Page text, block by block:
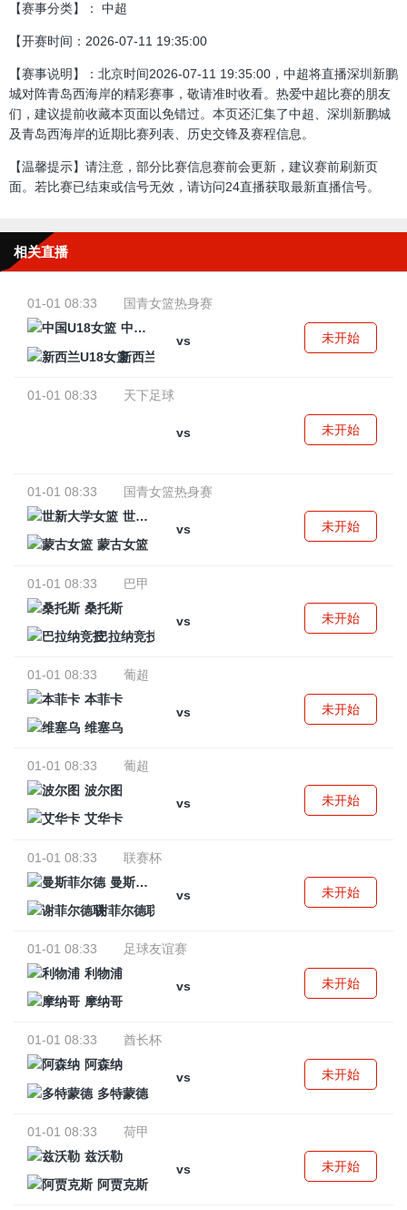
【赛事分类】： 中超
【开赛时间：2026-07-11 19:35:00
【赛事说明】：北京时间2026-07-11 19:35:00，中超将直播深圳新鹏
城对阵青岛西海岸的精彩赛事，敬请准时收看。热爱中超比赛的朋友
们，建议提前收藏本页面以免错过。本页还汇集了中超、深圳新鹏城
及青岛西海岸的近期比赛列表、历史交锋及赛程信息。
【温馨提示】请注意，部分比赛信息赛前会更新，建议赛前刷新页
面。若比赛已结束或信号无效，请访问24直播获取最新直播信号。
相关直播
01-01 08:33
国青女篮热身赛
中国U18女篮
vs
新西兰U18女篮
未开始
01-01 08:33 天下足球
vs 未开始
01-01 08:33
国青女篮热身赛
世新大学女篮
vs
蒙古女篮
未开始
01-01 08:33
巴甲
桑托斯
vs
巴拉纳竞技
未开始
01-01 08:33
葡超
本菲卡
vs
维塞乌
未开始
01-01 08:33
葡超
波尔图
vs
艾华卡
未开始
01-01 08:33
联赛杯
曼斯菲尔德
vs
谢菲尔德联
未开始
01-01 08:33
足球友谊赛
利物浦
vs
摩纳哥
未开始
01-01 08:33
酋长杯
阿森纳
vs
多特蒙德
未开始
01-01 08:33
荷甲
兹沃勒
vs
阿贾克斯
未开始